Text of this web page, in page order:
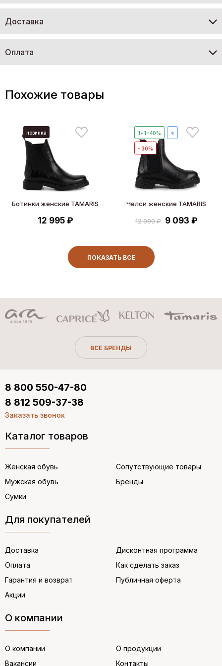
Доставка
Оплата
Похожие товары
новинка
Ботинки женские TAMARIS
12 995 ₽
1+1=40% ❄
- 30%
Челси женские TAMARIS
12 990 ₽ 9 093 ₽
ПОКАЗАТЬ ВСЕ
ВСЕ БРЕНДЫ
Каталог товаров
Женская обувь
Мужская обувь
Сумки
Сопутствующие товары
Бренды
Для покупателей
Доставка
Оплата
Гарантия и возврат
Акции
Дисконтная программа
Как сделать заказ
Публичная оферта
О компании
О компании
Вакансии
О продукции
Контакты
8 800 550-47-80
8 812 509-37-38
Заказать звонок